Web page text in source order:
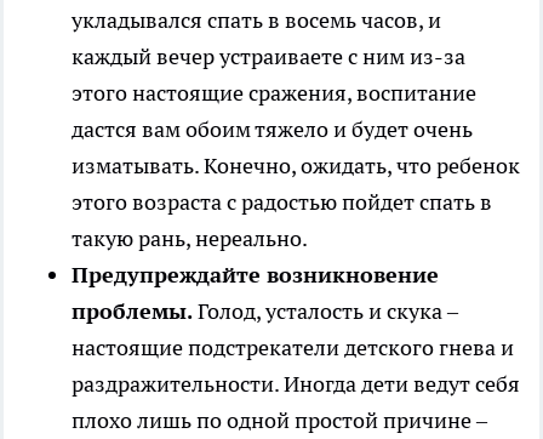
укладывался спать в восемь часов, и
каждый вечер устраиваете с ним из-за
этого настоящие сражения, воспитание
дастся вам обоим тяжело и будет очень
изматывать. Конечно, ожидать, что ребенок
этого возраста с радостью пойдет спать в
такую рань, нереально.
Предупреждайте возникновение
проблемы.Голод, усталость и скука –
настоящие подстрекатели детского гнева и
раздражительности. Иногда дети ведут себя
плохо лишь по одной простой причине –